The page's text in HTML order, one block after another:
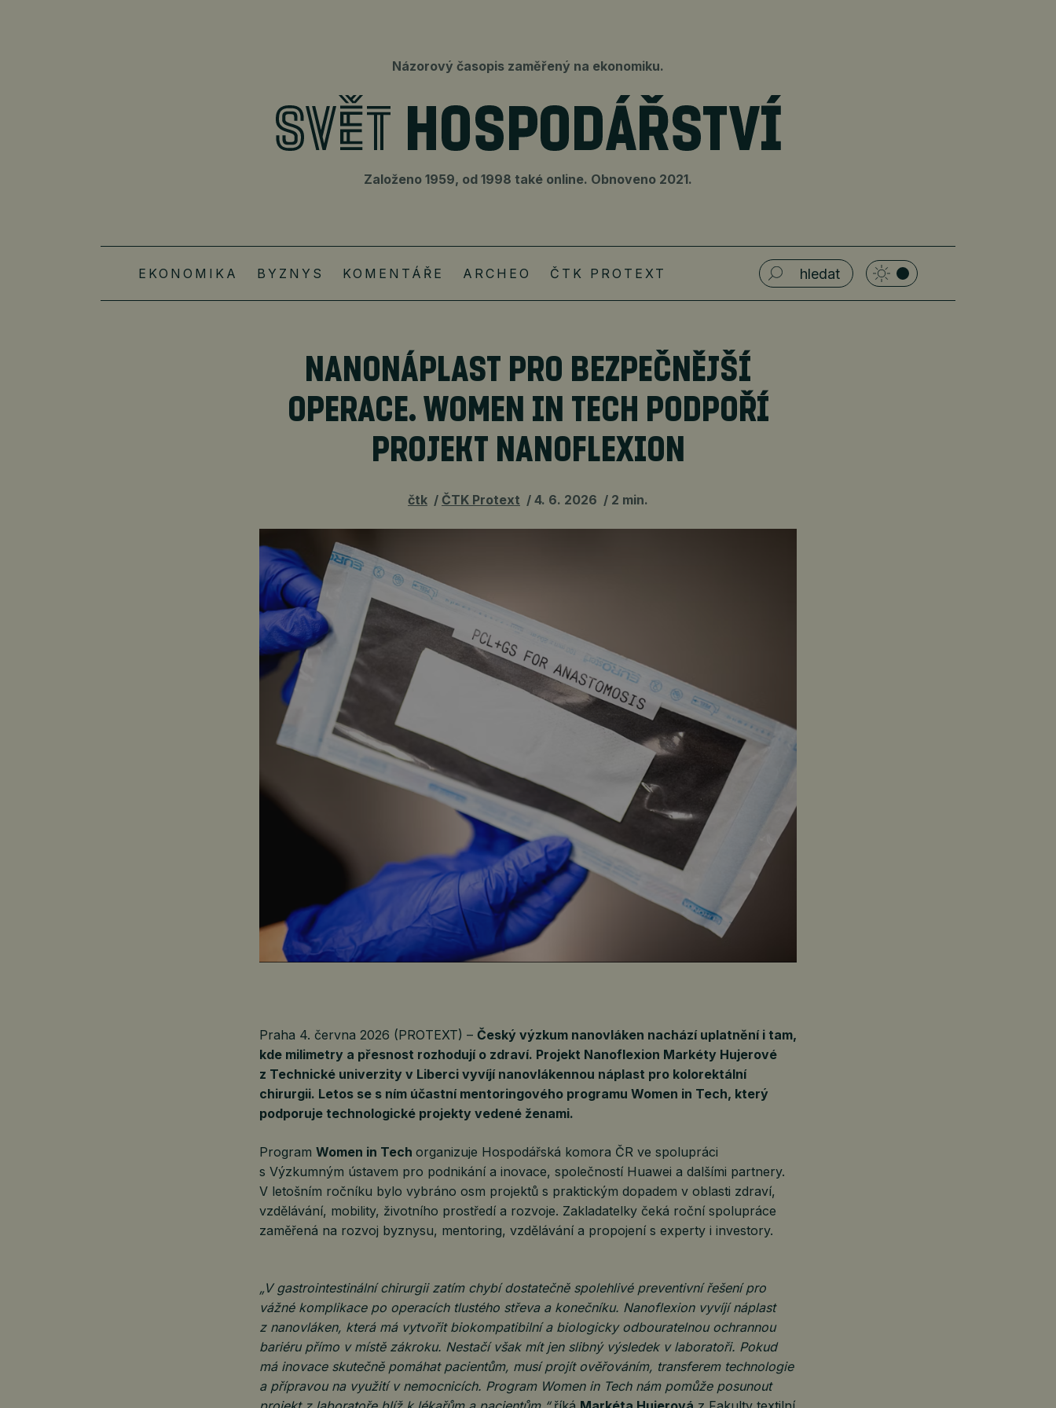
Názorový časopis zaměřený na ekonomiku.
Založeno 1959, od 1998 také online. Obnoveno 2021.
EKONOMIKA BYZNYS KOMENTÁŘE ARCHEO ČTK PROTEXT
NANONÁPLAST PRO BEZPEČNĚJŠÍ
OPERACE. WOMEN IN TECH PODPOŘÍ
PROJEKT NANOFLEXION
čtk ČTK Protext 4. 6. 2026 2 min.
Praha 4. června 2026 (PROTEXT) – Český výzkum nanovláken nachází uplatnění i tam,
kde milimetry a přesnost rozhodují o zdraví. Projekt Nanoflexion Markéty Hujerové
z Technické univerzity v Liberci vyvíjí nanovlákennou náplast pro kolorektální
chirurgii. Letos se s ním účastní mentoringového programu Women in Tech, který
podporuje technologické projekty vedené ženami.
Program Women in Tech organizuje Hospodářská komora ČR ve spolupráci
s Výzkumným ústavem pro podnikání a inovace, společností Huawei a dalšími partnery.
V letošním ročníku bylo vybráno osm projektů s praktickým dopadem v oblasti zdraví,
vzdělávání, mobility, životního prostředí a rozvoje. Zakladatelky čeká roční spolupráce
zaměřená na rozvoj byznysu, mentoring, vzdělávání a propojení s experty i investory.
„V gastrointestinální chirurgii zatím chybí dostatečně spolehlivé preventivní řešení pro
vážné komplikace po operacích tlustého střeva a konečníku. Nanoflexion vyvíjí náplast
z nanovláken, která má vytvořit biokompatibilní a biologicky odbouratelnou ochrannou
bariéru přímo v místě zákroku. Nestačí však mít jen slibný výsledek v laboratoři. Pokud
má inovace skutečně pomáhat pacientům, musí projít ověřováním, transferem technologie
a přípravou na využití v nemocnicích. Program Women in Tech nám pomůže posunout